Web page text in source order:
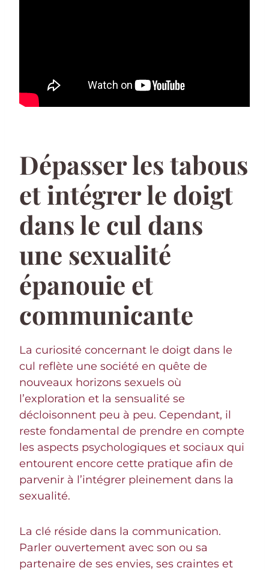
Dépasser les tabous
et intégrer le doigt
dans le cul dans
une sexualité
épanouie et
communicante
La curiosité concernant le doigt dans le
cul reflète une société en quête de
nouveaux horizons sexuels où
l’exploration et la sensualité se
décloisonnent peu à peu. Cependant, il
reste fondamental de prendre en compte
les aspects psychologiques et sociaux qui
entourent encore cette pratique afin de
parvenir à l’intégrer pleinement dans la
sexualité.
La clé réside dans la communication.
Parler ouvertement avec son ou sa
partenaire de ses envies, ses craintes et